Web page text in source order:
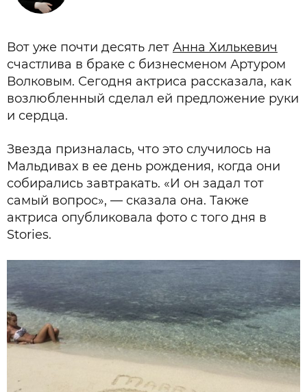
Вот уже почти десять лет Анна Хилькевич
счастлива в браке с бизнесменом Артуром
Волковым. Сегодня актриса рассказала, как
возлюбленный сделал ей предложение руки
и сердца.
Звезда призналась, что это случилось на
Мальдивах в ее день рождения, когда они
собирались завтракать. «И он задал тот
самый вопрос», — сказала она. Также
актриса опубликовала фото с того дня в
Stories.